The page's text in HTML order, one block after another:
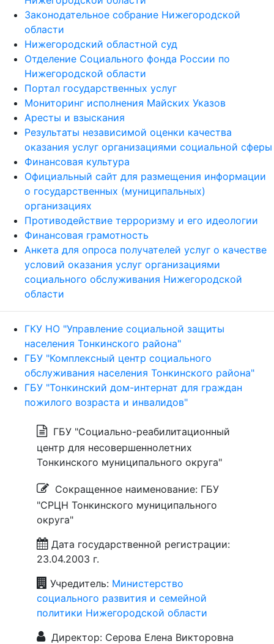
Законодательное собрание Нижегородской
области
Нижегородский областной суд
Отделение Социального фонда России по
Нижегородской области
Портал государственных услуг
Мониторинг исполнения Майских Указов
Аресты и взыскания
Результаты независимой оценки качества
оказания услуг организациями социальной сферы
Финансовая культура
Официальный сайт для размещения информации
о государственных (муниципальных)
организациях
Противодействие терроризму и его идеологии
Финансовая грамотность
Анкета для опроса получателей услуг о качестве
условий оказания услуг организациями
социального обслуживания Нижегородской
области
ГКУ НО "Управление социальной защиты
населения Тонкинского района"
ГБУ "Комплексный центр социального
обслуживания населения Тонкинского района"
ГБУ "Тонкинский дом-интернат для граждан
пожилого возраста и инвалидов"
ГБУ "Социально-реабилитационный
центр для несовершеннолетних
Тонкинского муниципального округа"
Сокращенное наименование: ГБУ
"СРЦН Тонкинского муниципального
округа"
Дата государственной регистрации:
23.04.2003 г.
Учредитель: Министерство
социального развития и семейной
политики Нижегородской области
Директор: Серова Елена Викторовна